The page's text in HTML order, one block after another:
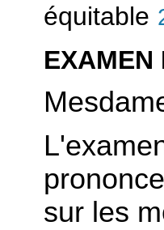
équitable
EXAMEN
sur les